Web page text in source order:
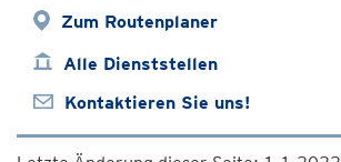
Zum Routenplaner
Alle Dienststellen
Kontaktieren Sie uns!